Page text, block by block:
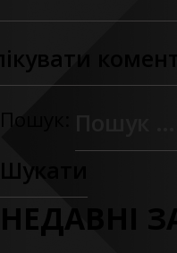
Пошук:
НЕДАВНІ